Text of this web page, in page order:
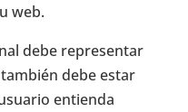
web.
debe representar
debe estar
entienda